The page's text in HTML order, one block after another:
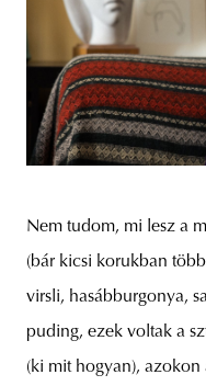
Nem tudom, mi lesz a
(bár kicsi korukban
virsli, hasábburgonya,
puding, ezek voltak a
(ki mit hogyan),